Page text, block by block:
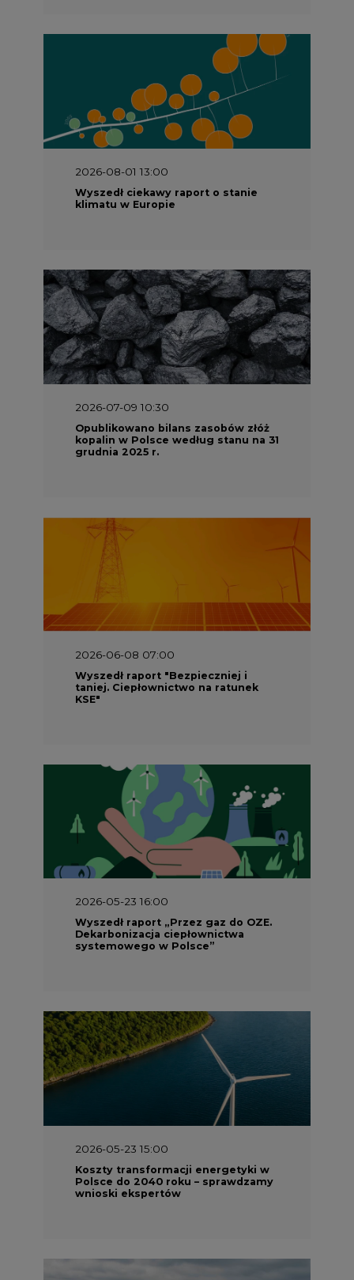
2026-08-01 13:00
Wyszedł ciekawy raport o stanie
klimatu w Europie
2026-07-09 10:30
Opublikowano bilans zasobów złóż
kopalin w Polsce według stanu na 31
grudnia 2025 r.
2026-06-08 07:00
taniej. Ciepłownictwo na ratunek
KSE"
2026-05-23 16:00
Wyszedł raport „Przez gaz do OZE.
Dekarbonizacja ciepłownictwa
systemowego w Polsce”
Koszty transformacji energetyki w
Polsce do 2040 roku – sprawdzamy
wnioski ekspertów